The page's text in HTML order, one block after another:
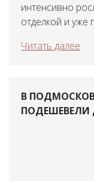
интенсивно
отделкой и уже
Читать далее
В